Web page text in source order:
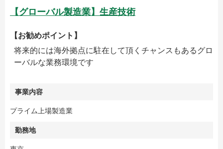
【グローバル製造業】生産技術
【お勧めポイント】
将来的には海外拠点に駐在して頂くチャンスもあるグロ
ーバルな業務環境です
事業内容
プライム上場製造業
勤務地